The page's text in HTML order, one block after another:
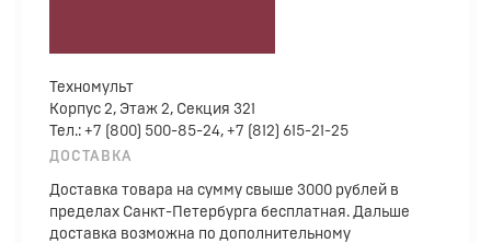
Техномульт
Корпус 2, Этаж 2, Секция 321
Тел.: +7 (800) 500-85-24, +7 (812) 615-21-25
ДОСТАВКА
Доставка товара на сумму свыше 3000 рублей в
пределах Санкт-Петербурга бесплатная. Дальше
доставка возможна по дополнительному